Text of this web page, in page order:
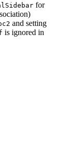
for
and setting
is ignored in